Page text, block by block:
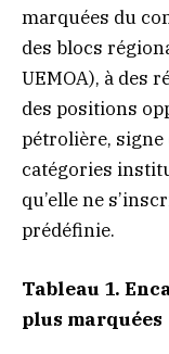
marquées du
des blocs
UEMOA), à des
des positions
pétrolière,
catégories
qu’elle ne
prédéfinie.
Tableau 1.
plus marquées